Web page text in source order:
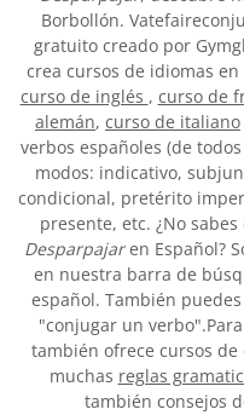
Borbollón.
gratuito creado por
crea cursos de idiomas
curso de inglés , curso de
alemán, curso de italiano
verbos españoles (de
modos: indicativo,
condicional, pretérito
presente, etc. ¿No
Desparpajaren Español?
en nuestra barra de
español. También
"conjugar un
también ofrece cursos de
muchas reglas
también consejos